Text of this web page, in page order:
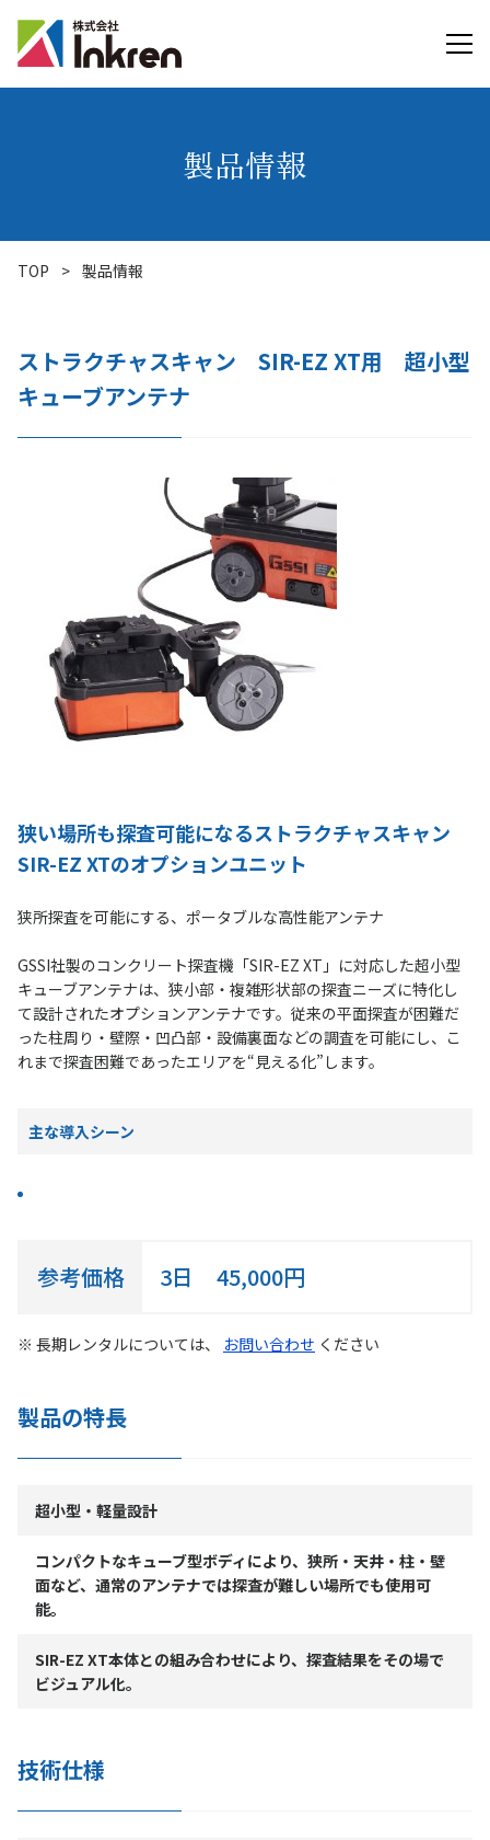
製品情報
TOP > 製品情報
ストラクチャスキャン SIR-EZ XT用 超小型
キューブアンテナ
狭い場所も探査可能になるストラクチャスキャン
SIR-EZ XTのオプションユニット
狭所探査を可能にする、ポータブルな高性能アンテナ
GSSI社製のコンクリート探査機「SIR-EZ XT」に対応した超小型
キューブアンテナは、狭小部・複雑形状部の探査ニーズに特化し
て設計されたオプションアンテナです。従来の平面探査が困難だ
った柱周り・壁際・凹凸部・設備裏面などの調査を可能にし、こ
れまで探査困難であったエリアを“見える化”します。
主な導入シーン
参考価格 3日 45,000円
※ 長期レンタルについては、 お問い合わせ ください
製品の特長
超小型・軽量設計
コンパクトなキューブ型ボディにより、狭所・天井・柱・壁
面など、通常のアンテナでは探査が難しい場所でも使用可
能。
SIR-EZ XT本体との組み合わせにより、探査結果をその場で
ビジュアル化。
技術仕様